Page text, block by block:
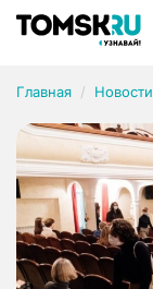
Главная Новости